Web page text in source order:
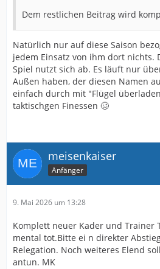
Dem restlichen Beitrag wird
Natürlich nur auf diese Saison
jedem Einsatz von ihm dort nichts.
Spiel nutzt sich ab. Es läuft nur
Außen haben, der diesen Namen
einfach durch mit "Flügel
taktischgen Finessen 🥴
meisenkaiser
Anfänger
9. Mai 2026 um 13:28
Komplett neuer Kader und Trainer
mental tot.Bitte ei n direkter
Relegation. Noch weiteres Elend
antun. MK